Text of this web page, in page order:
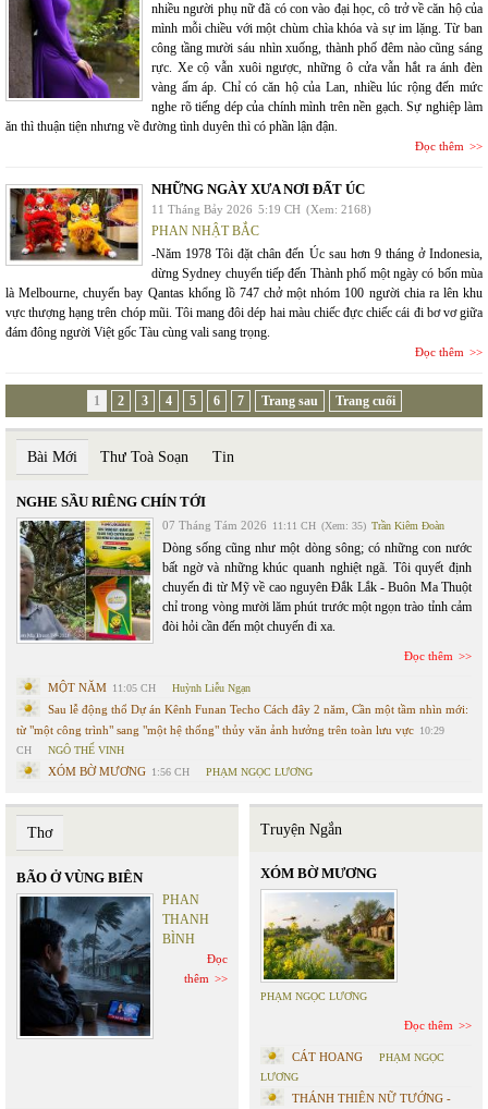
nhiều người phụ nữ đã có con vào đại học, cô trở về căn hộ của
mình mỗi chiều với một chùm chìa khóa và sự im lặng. Từ ban
công tầng mười sáu nhìn xuống, thành phố đêm nào cũng sáng
rực. Xe cộ vẫn xuôi ngược, những ô cửa vẫn hắt ra ánh đèn
vàng ấm áp. Chỉ có căn hộ của Lan, nhiều lúc rộng đến mức
nghe rõ tiếng dép của chính mình trên nền gạch. Sự nghiệp làm
ăn thì thuận tiện nhưng về đường tình duyên thì có phần lận đận.
Đọc thêm
NHỮNG NGÀY XƯA NƠI ĐẤT ÚC
11 Tháng Bảy 2026 5:19 CH (Xem: 2168)
PHAN NHẬT BẮC
-Năm 1978 Tôi đặt chân đến Úc sau hơn 9 tháng ở Indonesia,
dừng Sydney chuyển tiếp đến Thành phố một ngày có bốn mùa
là Melbourne, chuyến bay Qantas khổng lồ 747 chở một nhóm 100 người chia ra lên khu
vực thượng hạng trên chóp mũi. Tôi mang đôi dép hai màu chiếc đực chiếc cái đi bơ vơ giữa
đám đông người Việt gốc Tàu cùng vali sang trọng.
Đọc thêm
1 2 3 4 5 6 7 Trang sau Trang cuối
Bài Mới Thư Toà Soạn Tin
NGHE SẦU RIÊNG CHÍN TỚI
07 Tháng Tám 2026 11:11 CH (Xem: 35) Trần Kiêm Đoàn
Dòng sống cũng như một dòng sông; có những con nước
bất ngờ và những khúc quanh nghiệt ngã. Tôi quyết định
chuyến đi từ Mỹ về cao nguyên Đắk Lắk - Buôn Ma Thuột
chỉ trong vòng mười lăm phút trước một ngọn trào tỉnh cảm
đòi hỏi cần đến một chuyến đi xa.
Đọc thêm
MỘT NĂM 11:05 CH Huỳnh Liễu Ngạn
Sau lễ động thổ Dự án Kênh Funan Techo Cách đây 2 năm, Cần một tầm nhìn mới:
từ "một công trình" sang "một hệ thống" thủy văn ảnh hưởng trên toàn lưu vực 10:29
CH
NGÔ THẾ VINH
XÓM BỜ MƯƠNG 1:56 CH PHẠM NGỌC LƯƠNG
Thơ
BÃO Ở VÙNG BIÊN
PHAN
THANH
BÌNH
Đọc
thêm
Truyện Ngắn
XÓM BỜ MƯƠNG
PHẠM NGỌC LƯƠNG
Đọc thêm
CÁT HOANG
PHẠM NGỌC
LƯƠNG
THÁNH THIÊN NỮ TƯỚNG -